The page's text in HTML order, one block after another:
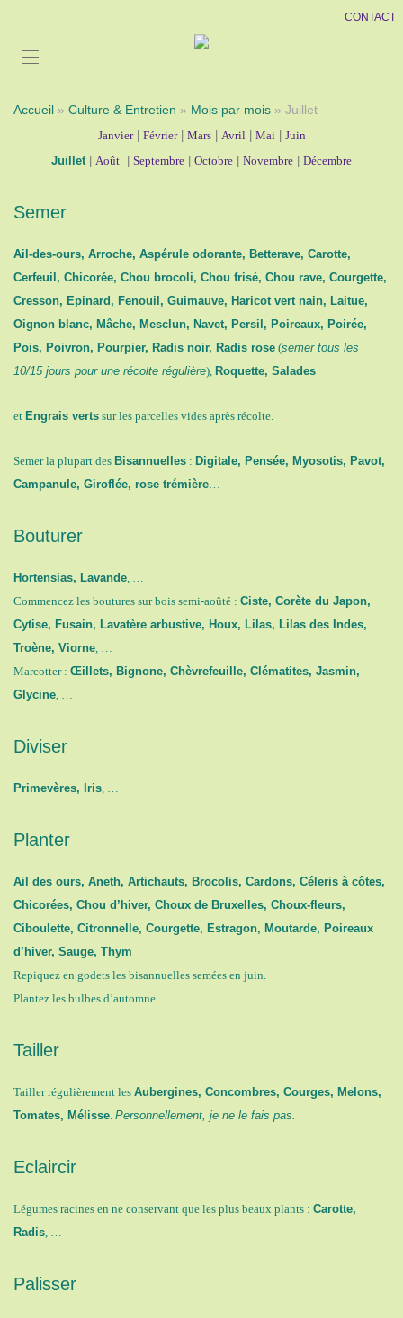
CONTACT
Accueil » Culture & Entretien » Mois par mois » Juillet
Janvier| Février| Mars| Avril| Mai| Juin
Juillet
Août Septembre Octobre Novembre Décembre
Semer
Ail-des-ours, Arroche, Aspérule odorante, Betterave, Carotte,
Cerfeuil, Chicorée, Chou brocoli, Chou frisé, Chou rave, Courgette,
Cresson, Epinard, Fenouil, Guimauve, Haricot vert nain, Laitue,
Oignon blanc, Mâche, Mesclun, Navet, Persil, Poireaux, Poirée,
Pois, Poivron, Pourpier, Radis noir, Radis rose (semer tous les
10/15 jours pour une récolte régulière), Roquette, Salades
et Engrais verts sur les parcelles vides après récolte.
Semer la plupart des Bisannuelles : Digitale, Pensée, Myosotis, Pavot,
Campanule, Giroflée, rose trémière…
Bouturer
Hortensias, Lavande, …
Commencez les boutures sur bois semi-aoûté : Ciste, Corète du Japon,
Cytise, Fusain, Lavatère arbustive, Houx, Lilas, Lilas des Indes,
Troène, Viorne, …
Marcotter : Œillets, Bignone, Chèvrefeuille, Clématites, Jasmin,
Glycine, …
Diviser
Primevères, Iris, …
Planter
Ail des ours, Aneth, Artichauts, Brocolis, Cardons, Céleris à côtes,
Chicorées, Chou d’hiver, Choux de Bruxelles, Choux-fleurs,
Ciboulette, Citronnelle, Courgette, Estragon, Moutarde, Poireaux
d’hiver, Sauge, Thym
Repiquez en godets les bisannuelles semées en juin.
Plantez les bulbes d’automne.
Tailler
Tailler régulièrement les Aubergines, Concombres, Courges, Melons,
Tomates, Mélisse. Personnellement, je ne le fais pas.
Eclaircir
Légumes racines en ne conservant que les plus beaux plants : Carotte,
Radis, …
Palisser